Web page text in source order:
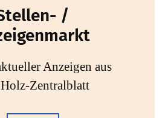
/
Anzeigen aus
Zentralblatt